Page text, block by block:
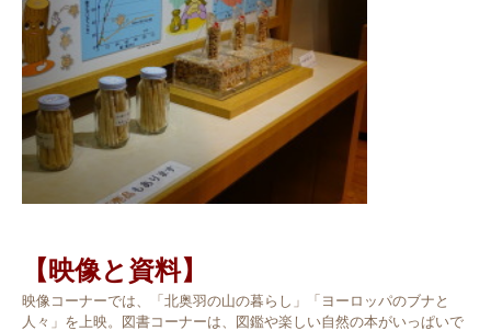
【映像と資料】
映像コーナーでは、「北奥羽の山の暮らし」「ヨーロッパのブナと
人々」を上映。図書コーナーは、図鑑や楽しい自然の本がいっぱいで